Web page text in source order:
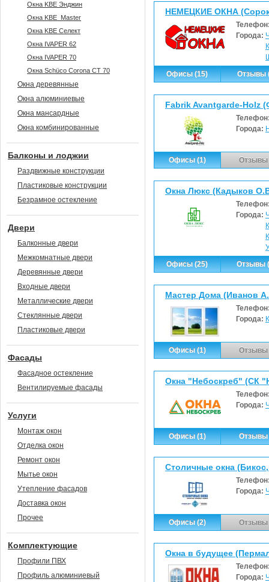
НЕМЕЦКИЕ ОКНА
Города:
Офисы (15)
Отзывы
Fabrik Avantgarde-Holz
Города:
Офисы (1) Отзывы
Окна Люкс (Кадыков
Города:
Офисы (25)
Отзывы
Мастер Дома (Иванов
Города:
Офисы (1) Отзывы
Окна "Небоскреб" (СК
Города:
Офисы (1) Отзывы
Столичные окна
Города:
Офисы (2) Отзывы
Окна в будущее
Города:
Окна KBE Энджин
Окна KBE_Master
Окна KBE Селект
Окна IVAPER 62
Окна IVAPER 70
Окна Sсhüco Corona CT 70
Окна деревянные
Окна алюминиевые
Окна мансардные
Окна комбинированные
Балконы и лоджии
Раздвижные конструкции
Пластиковые конструкции
Безрамное остекление
Двери
Балконные двери
Межкомнатные двери
Деревянные двери
Входные двери
Металлические двери
Стеклянные двери
Пластиковые двери
Фасады
Фасадное остекление
Вентилируемые фасады
Услуги
Монтаж окон
Отделка окон
Ремонт окон
Мытье окон
Утепление фасадов
Доставка окон
Прочее
Комплектующие
Профили ПВХ
Профиль алюминиевый